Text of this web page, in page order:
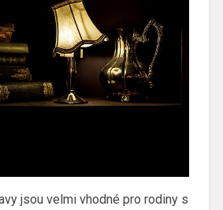
jsou velmi vhodné pro rodiny s